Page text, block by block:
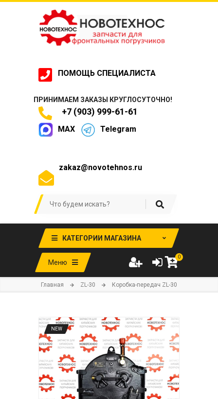
ПОМОЩЬ СПЕЦИАЛИСТА
ПРИНИМАЕМ ЗАКАЗЫ КРУГЛОСУТОЧНО!
+7 (903) 999-61-61
MAX Telegram
zakaz@novotehnos.ru
КАТЕГОРИИ МАГАЗИНА
Меню
0
Главная ZL-30 Коробка-передач ZL-30
NEW